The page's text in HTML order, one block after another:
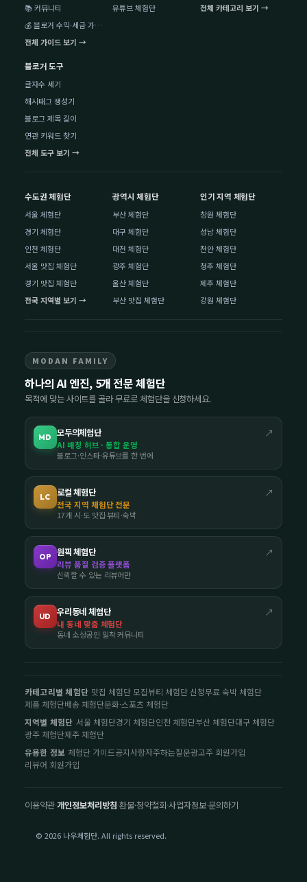
📚 커뮤니티
💰 블로거 수익·세금 가이드
전체 가이드 보기 →
유튜브 체험단
전체 카테고리 보기 →
블로거 도구
글자수 세기
해시태그 생성기
블로그 제목 길이
연관 키워드 찾기
전체 도구 보기 →
수도권 체험단
서울 체험단
경기 체험단
인천 체험단
서울 맛집 체험단
경기 맛집 체험단
전국 지역별 보기 →
광역시 체험단
부산 체험단
대구 체험단
대전 체험단
광주 체험단
울산 체험단
부산 맛집 체험단
인기 지역 체험단
창원 체험단
성남 체험단
천안 체험단
청주 체험단
제주 체험단
강원 체험단
MODAN FAMILY
하나의 AI 엔진, 5개 전문 체험단
목적에 맞는 사이트를 골라 무료로 체험단을 신청하세요.
MD 모두의체험단 ↗
AI 매칭 허브 · 통합 운영
블로그·인스타·유튜브를 한 번에
LC 로컬 체험단 ↗
전국 지역 체험단 전문
17개 시·도 맛집·뷰티·숙박
OP 원픽 체험단 ↗
리뷰 품질 검증 플랫폼
신뢰할 수 있는 리뷰어만
UD 우리동네 체험단 ↗
내 동네 맞춤 체험단
동네 소상공인 밀착 커뮤니티
카테고리별 체험단 맛집 체험단 모집뷰티 체험단 신청무료 숙박 체험단
제품 체험단배송 체험단문화·스포츠 체험단
지역별 체험단 서울 체험단경기 체험단인천 체험단부산 체험단대구 체험단
광주 체험단제주 체험단
유용한 정보 체험단 가이드공지사항자주하는질문광고주 회원가입
리뷰어 회원가입
이용약관·개인정보처리방침·환불·청약철회·사업자정보·문의하기
© 2026 나우체험단. All rights reserved.